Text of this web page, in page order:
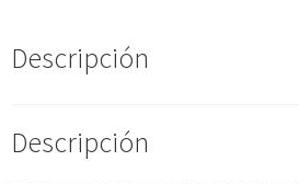
Descripción
Descripción